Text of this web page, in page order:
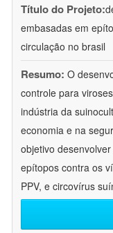
Título do Projeto:
embasadas em
circulação no brasil
Resumo: O
controle para
indústria da
economia e na
objetivo
epítopos contra os
PPV, e circovírus